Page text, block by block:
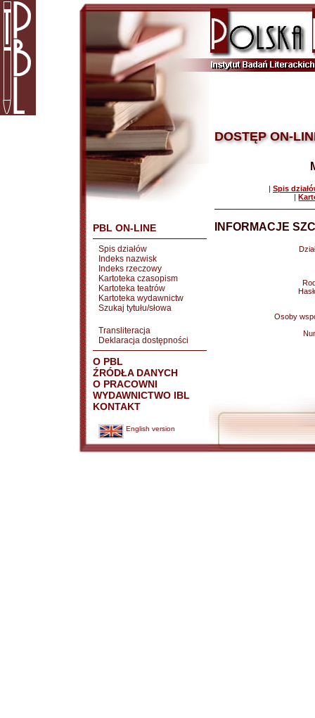
PBL ON-LINE
Spis działów
Indeks nazwisk
Indeks rzeczowy
Kartoteka czasopism
Kartoteka teatrów
Kartoteka wydawnictw
Szukaj tytułu/słowa
Transliteracja
Deklaracja dostępności
O PBL
ŹRÓDŁA DANYCH
O PRACOWNI
WYDAWNICTWO IBL
KONTAKT
English version
DOSTĘP ON-
| Spis
|
INFORMACJE
Osoby